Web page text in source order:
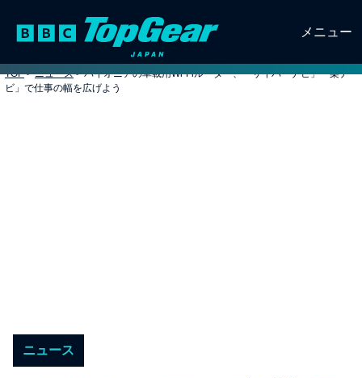
メニュー
TOP > ニュース > パイオニアの車載用Wi-Fiルーター、「サイバーナビ」「楽ナ
ビ」で仕事の幅を広げよう
ニュース